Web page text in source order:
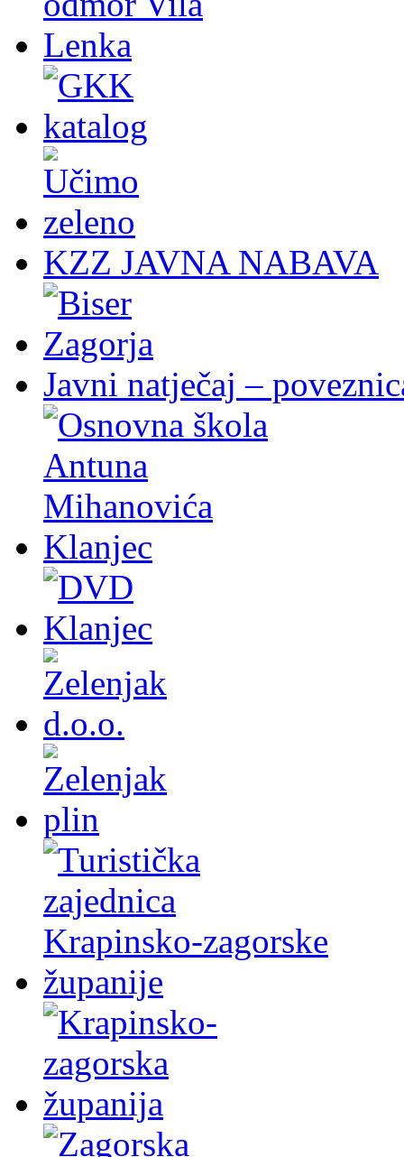
KZZ JAVNA NABAVA
Javni natječaj –